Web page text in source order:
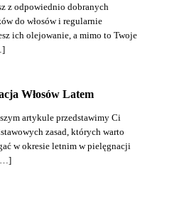
z odpowiednio dobranych
do włosów i regularnie
ich olejowanie, a mimo to Twoje
Włosów Latem
artykule przedstawimy Ci
zasad, których warto
w okresie letnim w pielęgnacji